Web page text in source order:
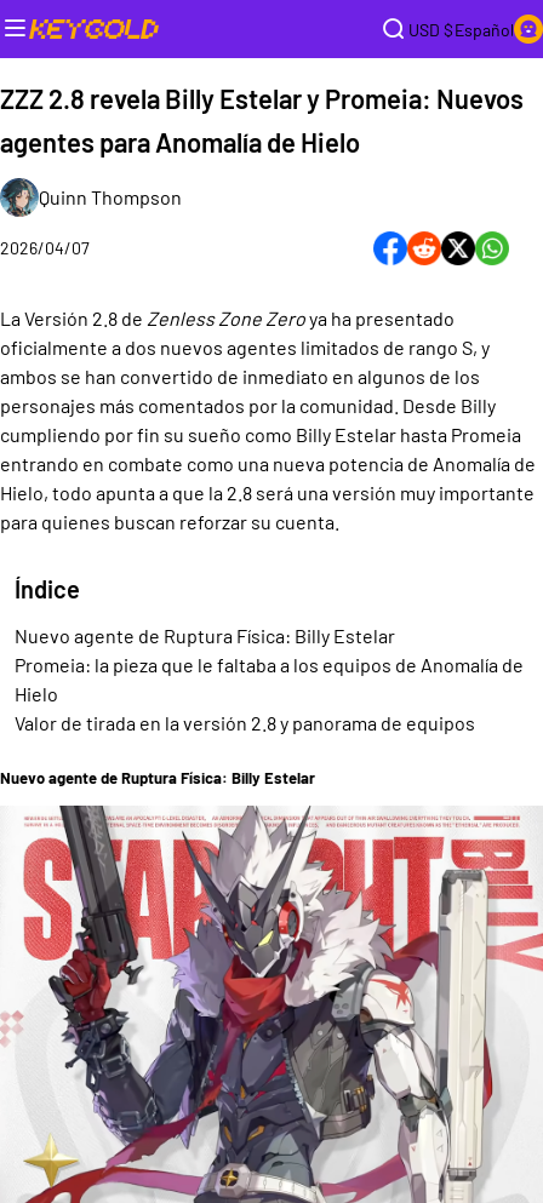
USD $Español
ZZZ 2.8 revela Billy Estelar y Promeia: Nuevos
agentes para Anomalía de Hielo
Quinn Thompson
2026/04/07
La Versión 2.8 de Zenless Zone Zeroya ha presentado
oficialmente a dos nuevos agentes limitados de rango S, y
ambos se han convertido de inmediato en algunos de los
personajes más comentados por la comunidad. Desde Billy
cumpliendo por fin su sueño como Billy Estelar hasta Promeia
entrando en combate como una nueva potencia de Anomalía de
Hielo, todo apunta a que la 2.8 será una versión muy importante
para quienes buscan reforzar su cuenta.
Índice
Nuevo agente de Ruptura Física: Billy Estelar
Promeia: la pieza que le faltaba a los equipos de Anomalía de
Hielo
Valor de tirada en la versión 2.8 y panorama de equipos
Nuevo agente de Ruptura Física: Billy Estelar